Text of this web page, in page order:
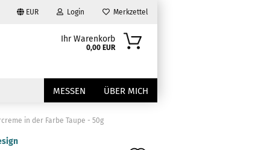
EUR Login Merkzettel
Ihr Warenkorb
0,00 EUR
MESSEN ÜBER MICH
in der Farbe Taupe - 50g